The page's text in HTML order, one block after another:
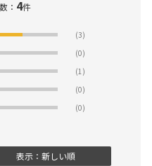
： 4件
(3)
(0)
(1)
(0)
(0)
表示：新しい順